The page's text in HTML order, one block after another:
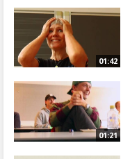
01:42
01:21